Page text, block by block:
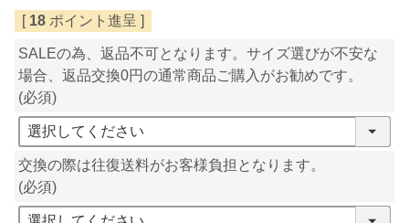
[ 18 ポイント進呈 ]
SALEの為、返品不可となります。サイズ選びが不安な
場合、返品交換0円の通常商品ご購入がお勧めです。
(必須)
交換の際は往復送料がお客様負担となります。
(必須)